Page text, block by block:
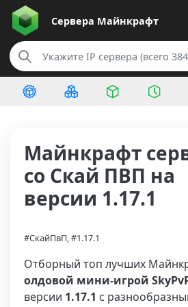
Сервера Майнкрафт
Майнкрафт
со Скай ПВП на
версии 1.17.1
#СкайПвП, #1.17.1
Отборный топ лучших
олдовой мини-игрой
версии 1.17.1 с